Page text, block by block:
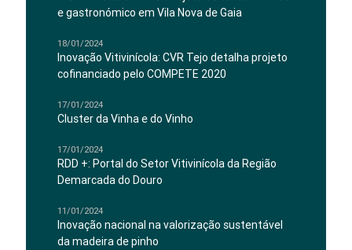
e gastronómico em Vila Nova de Gaia
18/01/2024
Inovação Vitivinícola: CVR Tejo detalha projeto
cofinanciado pelo COMPETE 2020
17/01/2024
Cluster da Vinha e do Vinho
17/01/2024
RDD +: Portal do Setor Vitivinícola da Região
Demarcada do Douro
11/01/2024
Inovação nacional na valorização sustentável
da madeira de pinho